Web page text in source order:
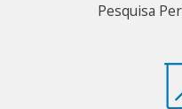
Pesquisa